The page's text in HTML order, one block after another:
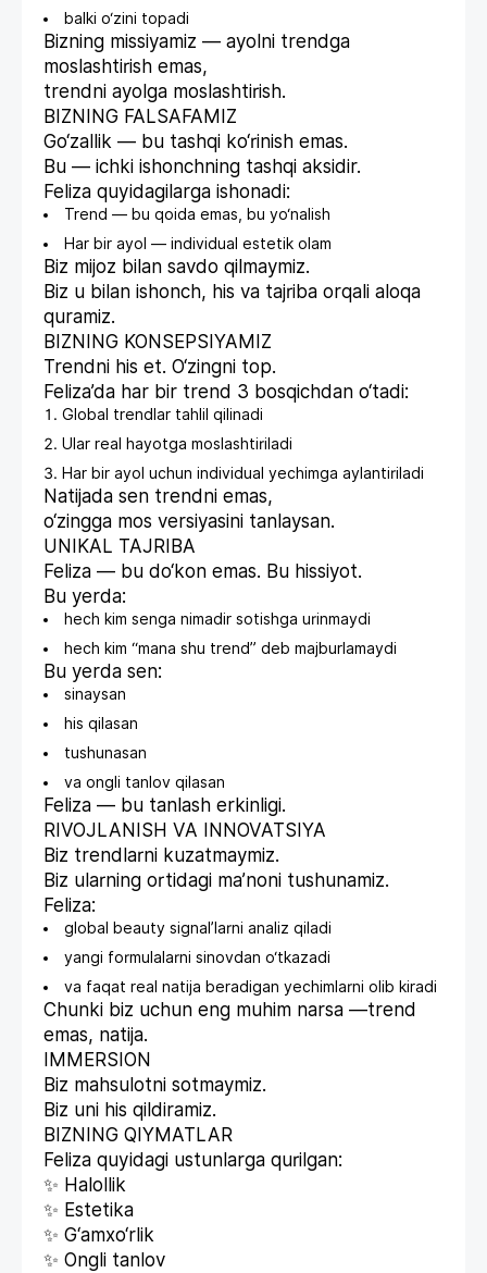
balki o‘zini topadi
Bizning missiyamiz — ayolni trendga
moslashtirish emas,
trendni ayolga moslashtirish.
BIZNING FALSAFAMIZ
Go‘zallik — bu tashqi ko‘rinish emas.
Bu — ichki ishonchning tashqi aksidir.
Feliza quyidagilarga ishonadi:
Trend — bu qoida emas, bu yo‘nalish
Har bir ayol — individual estetik olam
Biz mijoz bilan savdo qilmaymiz.
Biz u bilan ishonch, his va tajriba orqali aloqa
quramiz.
BIZNING KONSEPSIYAMIZ
Trendni his et. O‘zingni top.
Feliza’da har bir trend 3 bosqichdan o‘tadi:
Global trendlar tahlil qilinadi
Ular real hayotga moslashtiriladi
Har bir ayol uchun individual yechimga aylantiriladi
Natijada sen trendni emas,
o‘zingga mos versiyasini tanlaysan.
UNIKAL TAJRIBA
Feliza — bu do‘kon emas. Bu hissiyot.
Bu yerda:
hech kim senga nimadir sotishga urinmaydi
hech kim “mana shu trend” deb majburlamaydi
Bu yerda sen:
sinaysan
his qilasan
tushunasan
va ongli tanlov qilasan
Feliza — bu tanlash erkinligi.
RIVOJLANISH VA INNOVATSIYA
Biz trendlarni kuzatmaymiz.
Biz ularning ortidagi ma’noni tushunamiz.
Feliza:
global beauty signal’larni analiz qiladi
yangi formulalarni sinovdan o‘tkazadi
va faqat real natija beradigan yechimlarni olib kiradi
Chunki biz uchun eng muhim narsa —trend
emas, natija.
IMMERSION
Biz mahsulotni sotmaymiz.
Biz uni his qildiramiz.
BIZNING QIYMATLAR
Feliza quyidagi ustunlarga qurilgan:
✨ Halollik
✨ Estetika
✨ G‘amxo‘rlik
✨ Ongli tanlov